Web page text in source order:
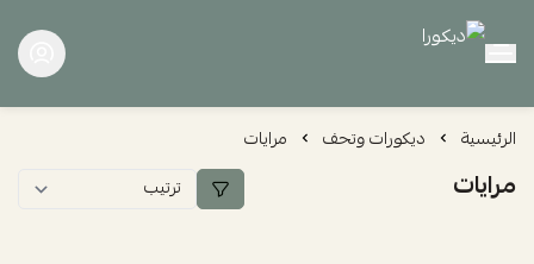
ديكورا
الرئيسية ديكورات وتحف مرايات
مرايات